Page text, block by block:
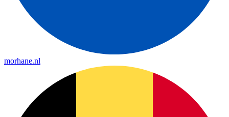
morhane.nl